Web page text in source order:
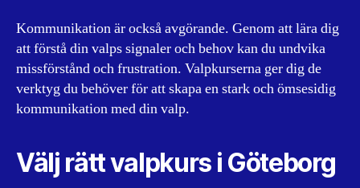
Kommunikation är också avgörande. Genom att lära dig
att förstå din valps signaler och behov kan du undvika
missförstånd och frustration. Valpkurserna ger dig de
verktyg du behöver för att skapa en stark och ömsesidig
kommunikation med din valp.
Välj rätt valpkurs i Göteborg